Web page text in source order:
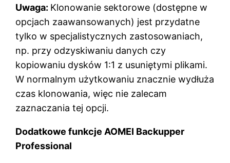
Uwaga: Klonowanie sektorowe (dostępne w
opcjach zaawansowanych) jest przydatne
tylko w specjalistycznych zastosowaniach,
np. przy odzyskiwaniu danych czy
kopiowaniu dysków 1:1 z usuniętymi plikami.
W normalnym użytkowaniu znacznie wydłuża
czas klonowania, więc nie zalecam
zaznaczania tej opcji.
Dodatkowe funkcje AOMEI Backupper
Professional